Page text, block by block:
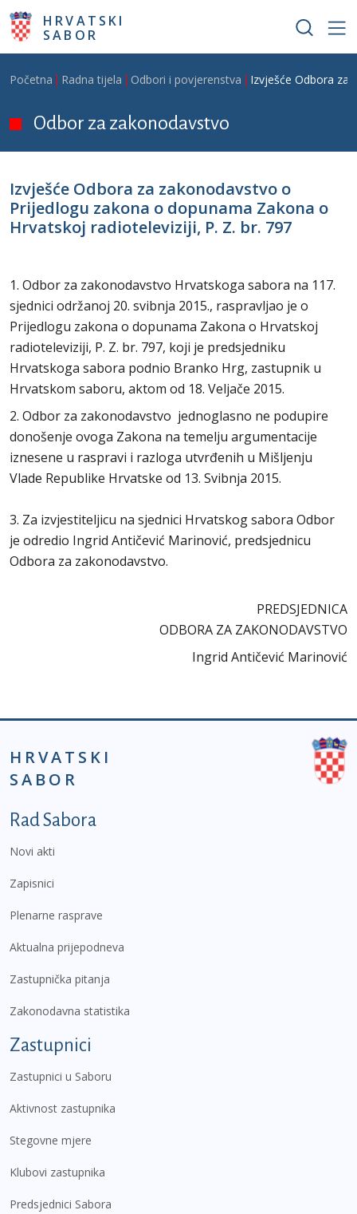
Skoči na glavni sadržaj
HRVATSKI
SABOR
Breadcrumb
Početna Radna tijela Odbori i povjerenstva Izvješće Odbora za
Odbor za zakonodavstvo
Izvješće Odbora za zakonodavstvo o
Prijedlogu zakona o dopunama Zakona o
Hrvatskoj radioteleviziji, P. Z. br. 797
1. Odbor za zakonodavstvo Hrvatskoga sabora na 117.
sjednici održanoj 20. svibnja 2015., raspravljao je o
Prijedlogu zakona o dopunama Zakona o Hrvatskoj
radioteleviziji, P. Z. br. 797, koji je predsjedniku
Hrvatskoga sabora podnio Branko Hrg, zastupnik u
Hrvatskom saboru, aktom od 18. Veljače 2015.
2. Odbor za zakonodavstvo jednoglasno ne podupire
donošenje ovoga Zakona na temelju argumentacije
iznesene u raspravi i razloga utvrđenih u Mišljenju
Vlade Republike Hrvatske od 13. Svibnja 2015.
3. Za izvjestiteljicu na sjednici Hrvatskog sabora Odbor
je odredio Ingrid Antičević Marinović, predsjednicu
Odbora za zakonodavstvo.
PREDSJEDNICA
ODBORA ZA ZAKONODAVSTVO
Ingrid Antičević Marinović
HRVATSKI
SABOR
Podnožje prvi izbornik
Rad Sabora
Novi akti
Zapisnici
Plenarne rasprave
Aktualna prijepodneva
Zastupnička pitanja
Zakonodavna statistika
Zastupnici
Zastupnici u Saboru
Aktivnost zastupnika
Stegovne mjere
Klubovi zastupnika
Predsjednici Sabora